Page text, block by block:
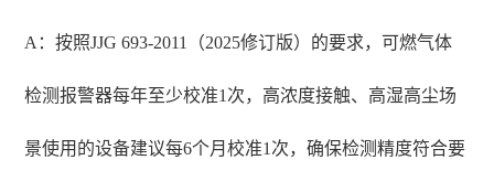
A：按照JJG 693-2011（2025修订版）的要求，可燃气体
检测报警器每年至少校准1次，高浓度接触、高湿高尘场
景使用的设备建议每6个月校准1次，确保检测精度符合要